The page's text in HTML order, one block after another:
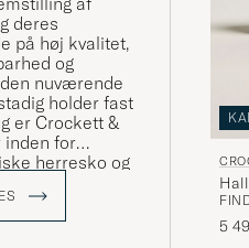
deres
på høj kvalitet,
og
nuværende
holder fast
er Crockett &
inden for
herresko og
på både at
topklasse.
5